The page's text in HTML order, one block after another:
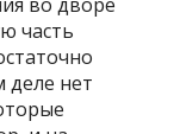
часть
деле нет